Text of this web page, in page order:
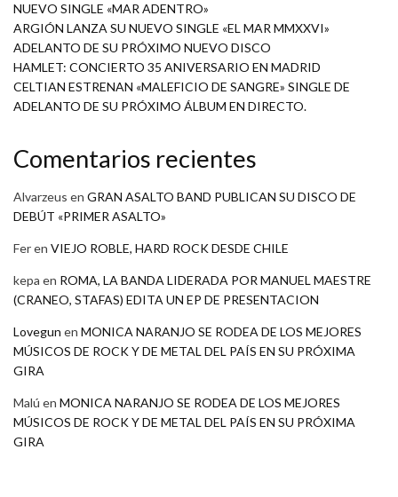
NUEVO SINGLE «MAR ADENTRO»
ARGIÓN LANZA SU NUEVO SINGLE «EL MAR MMXXVI»
ADELANTO DE SU PRÓXIMO NUEVO DISCO
HAMLET: CONCIERTO 35 ANIVERSARIO EN MADRID
CELTIAN ESTRENAN «MALEFICIO DE SANGRE» SINGLE DE
ADELANTO DE SU PRÓXIMO ÁLBUM EN DIRECTO.
Comentarios recientes
Alvarzeus en GRAN ASALTO BAND PUBLICAN SU DISCO DE
DEBÚT «PRIMER ASALTO»
Feren VIEJO ROBLE, HARD ROCK DESDE CHILE
kepa en ROMA, LA BANDA LIDERADA POR MANUEL MAESTRE
(CRANEO, STAFAS) EDITA UN EP DE PRESENTACION
Lovegun en MONICA NARANJO SE RODEA DE LOS MEJORES
MÚSICOS DE ROCK Y DE METAL DEL PAÍS EN SU PRÓXIMA
GIRA
Malú en MONICA NARANJO SE RODEA DE LOS MEJORES
MÚSICOS DE ROCK Y DE METAL DEL PAÍS EN SU PRÓXIMA
GIRA